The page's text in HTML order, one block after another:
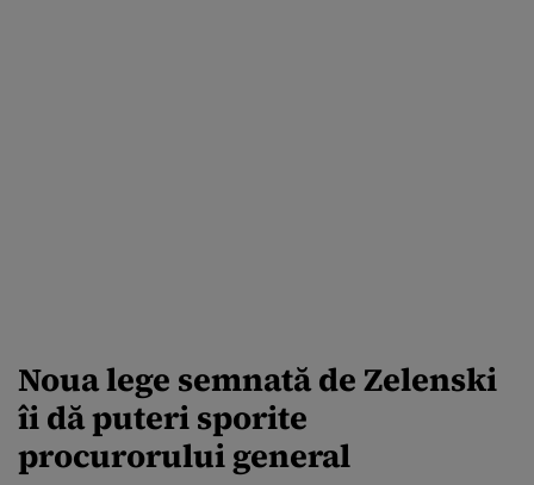
Noua lege semnată de Zelenski
îi dă puteri sporite
procurorului general